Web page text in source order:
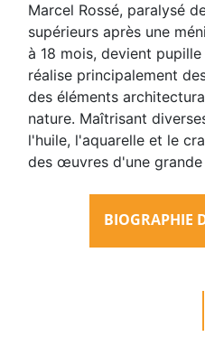
Marcel Rossé, paralysé
supérieurs après une
à 18 mois, devient
réalise principalement
des éléments
nature. Maîtrisant
l'huile, l'aquarelle et le
des œuvres d'une grande
BIOGRAPHIE